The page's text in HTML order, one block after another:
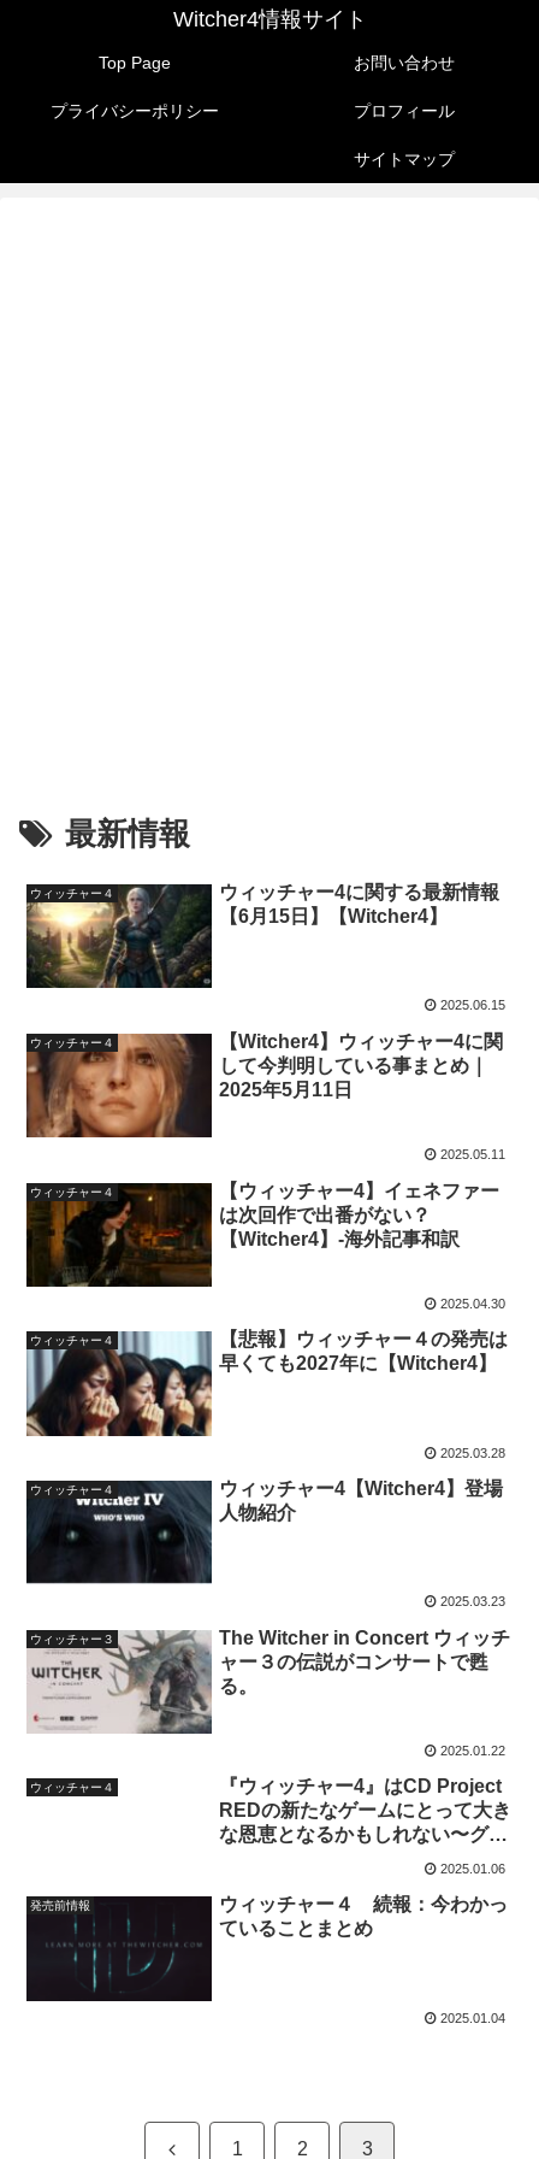
Witcher4情報サイト
Top Page お問い合わせ
プライバシーポリシー プロフィール
サイトマップ
最新情報
ウィッチャー４
ウィッチャー4に関する最新情報
【6月15日】【Witcher4】
2025.06.15
ウィッチャー４
【Witcher4】ウィッチャー4に関
して今判明している事まとめ｜
2025年5月11日
2025.05.11
ウィッチャー４
【ウィッチャー4】イェネファー
は次回作で出番がない？
【Witcher4】-海外記事和訳
2025.04.30
ウィッチャー４
【悲報】ウィッチャー４の発売は
早くても2027年に【Witcher4】
2025.03.28
ウィッチャー４
ウィッチャー4【Witcher4】登場
人物紹介
2025.03.23
ウィッチャー３
The Witcher in Concert ウィッチ
ャー３の伝説がコンサートで甦
る。
2025.01.22
ウィッチャー４
『ウィッチャー4』はCD Project
REDの新たなゲームにとって大き
な恩恵となるかもしれない〜グウ
2025.01.06
発売前情報
ウィッチャー４ 続報：今わかっ
ていることまとめ
2025.01.04
前 1 2 3